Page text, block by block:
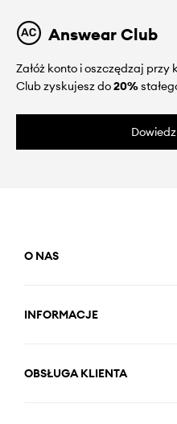
Answear Club
Załóż konto i oszczędzaj
Club zyskujesz do20%
O NAS
INFORMACJE
OBSŁUGA KLIENTA